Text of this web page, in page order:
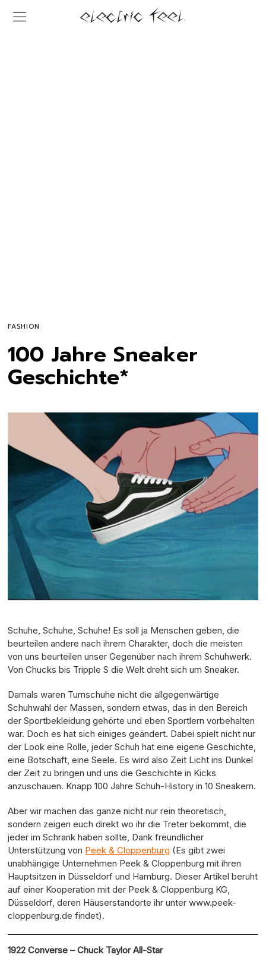
FASHION
100 Jahre Sneaker
Geschichte*
Schuhe, Schuhe, Schuhe! Es soll ja Menschen geben, die
beurteilen andere nach ihrem Charakter, doch die meisten
von uns beurteilen unser Gegenüber nach ihrem Schuhwerk.
Von Chucks bis Tripple S die Welt dreht sich um Sneaker.
Damals waren Turnschuhe nicht die allgegenwärtige
Schuhwahl der Massen, sondern etwas, das in den Bereich
der Sportbekleidung gehörte und eben Sportlern vorbehalten
war. Doch es hat sich einiges geändert. Dabei spielt nicht nur
der Look eine Rolle, jeder Schuh hat eine eigene Geschichte,
eine Botschaft, eine Seele. Es wird also Zeit Licht ins Dunkel
der Zeit zu bringen und uns die Geschichte in Kicks
anzuschauen. Knapp 100 Jahre Schuh-History in 10 Sneakern.
Aber wir machen das ganze nicht nur rein theoretisch,
sondern zeigen euch direkt wo ihr die Treter bekommt, die
jeder im Schrank haben sollte, Dank freundlicher
Unterstützung von Peek & Cloppenburg (Es gibt zwei
unabhängige Unternehmen Peek & Cloppenburg mit ihren
Hauptsitzen in Düsseldorf und Hamburg. Dieser Artikel beruht
auf einer Kooperation mit der Peek & Cloppenburg KG,
Düsseldorf, deren Häuserstandorte ihr unter www.peek-
cloppenburg.de findet).
1922 Converse – Chuck Taylor All-Star